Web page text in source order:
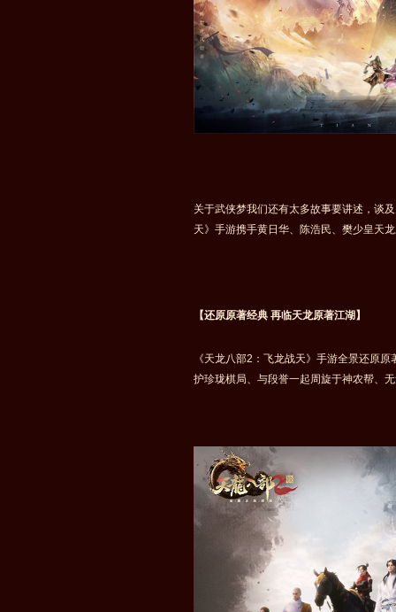
关于武侠梦我们还有太多故事要讲述，谈
天》手游携手黄日华、陈浩民、樊少皇天
【还原原著经典 再临天龙原著江湖】
《天龙八部2：飞龙战天》手游全景还原
护珍珑棋局、与段誉一起周旋于神农帮、